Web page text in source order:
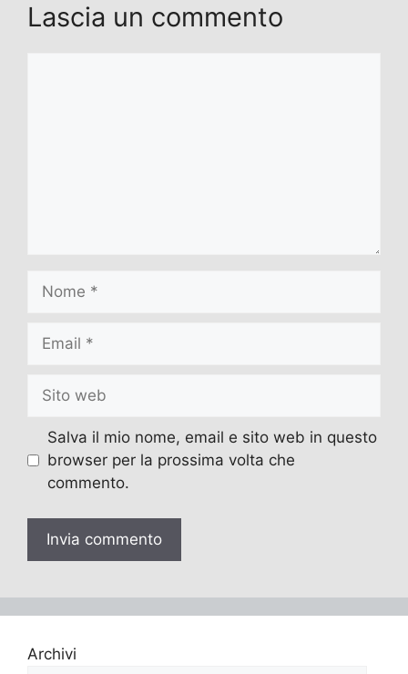
Lascia un commento
Nome
Email
Sito
web
Salva il mio nome, email e sito web in questo
browser per la prossima volta che
commento.
Archivi